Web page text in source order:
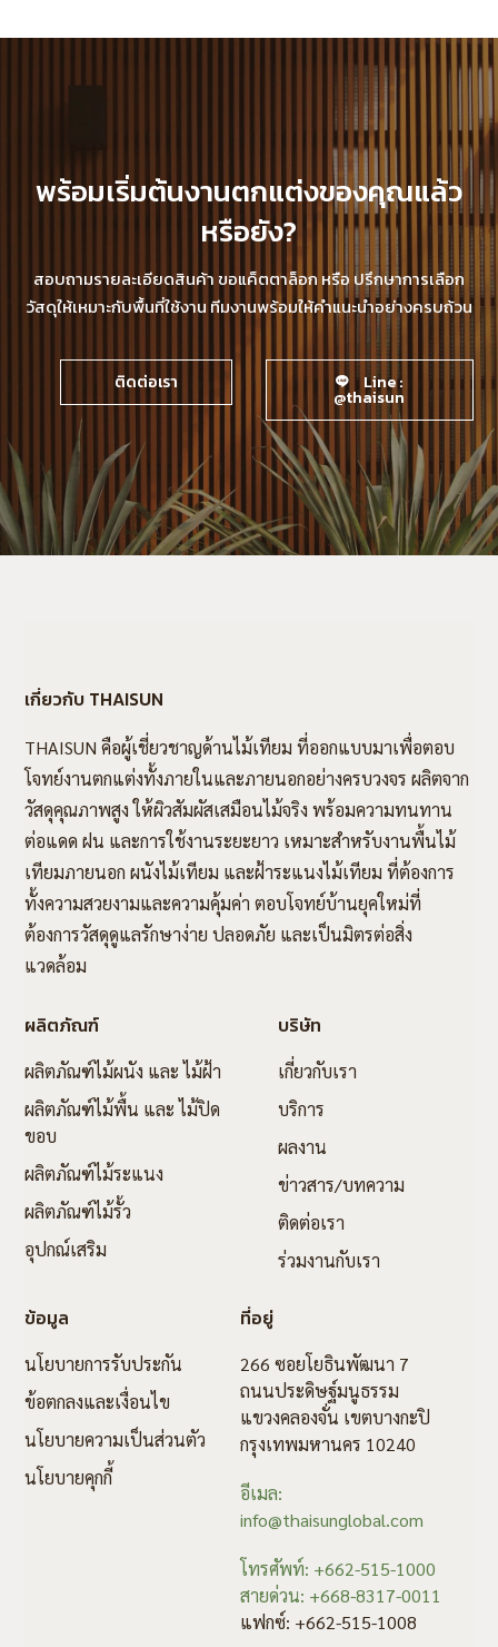
พร้อมเริ่มต้นงานตกแต่งของคุณแล้ว
หรือยัง?
สอบถามรายละเอียดสินค้า ขอแค็ตตาล็อก หรือ ปรึกษาการเลือก
วัสดุให้เหมาะกับพื้นที่ใช้งาน ทีมงานพร้อมให้คำแนะนำอย่างครบถ้วน
ติดต่อเรา Line :
@thaisun
เกี่ยวกับ THAISUN
THAISUN คือผู้เชี่ยวชาญด้านไม้เทียม ที่ออกแบบมาเพื่อตอบ
โจทย์งานตกแต่งทั้งภายในและภายนอกอย่างครบวงจร ผลิตจาก
วัสดุคุณภาพสูง ให้ผิวสัมผัสเสมือนไม้จริง พร้อมความทนทาน
ต่อแดด ฝน และการใช้งานระยะยาว เหมาะสำหรับงานพื้นไม้
เทียมภายนอก ผนังไม้เทียม และฝ้าระแนงไม้เทียม ที่ต้องการ
ทั้งความสวยงามและความคุ้มค่า ตอบโจทย์บ้านยุคใหม่ที่
ต้องการวัสดุดูแลรักษาง่าย ปลอดภัย และเป็นมิตรต่อสิ่ง
แวดล้อม
ผลิตภัณฑ์
ผลิตภัณฑ์ไม้ผนัง และ ไม้ฝ้า
ผลิตภัณฑ์ไม้พื้น และ ไม้ปิด
ขอบ
ผลิตภัณฑ์ไม้ระแนง
ผลิตภัณฑ์ไม้รั้ว
อุปกณ์เสริม
บริษัท
เกี่ยวกับเรา
บริการ
ผลงาน
ข่าวสาร/บทความ
ติดต่อเรา
ร่วมงานกับเรา
ข้อมูล
นโยบายการรับประกัน
ข้อตกลงและเงื่อนไข
นโยบายความเป็นส่วนตัว
นโยบายคุกกี้
ที่อยู่
266 ซอยโยธินพัฒนา 7
ถนนประดิษฐ์มนูธรรม
แขวงคลองจั่น เขตบางกะปิ
กรุงเทพมหานคร 10240
อีเมล:
info@thaisunglobal.com
โทรศัพท์: +662-515-1000
สายด่วน: +668-8317-0011
แฟกซ์: +662-515-1008